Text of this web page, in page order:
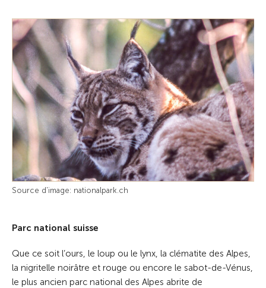
Source d'image: nationalpark.ch
Parc national suisse
Que ce soit l’ours, le loup ou le lynx, la clématite des Alpes,
la nigritelle noirâtre et rouge ou encore le sabot-de-Vénus,
le plus ancien parc national des Alpes abrite de